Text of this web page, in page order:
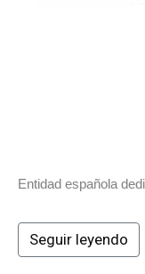
Entidad española
Seguir leyendo